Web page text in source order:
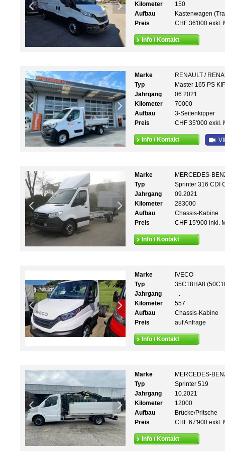
Kilometer
150
Aufbau
Kastenwagen
Preis
CHF 36'000 exkl.
Info / Kontakt
Marke
RENAULT /
Typ
Master 165 PS
Jahrgang
06.2021
Kilometer
70000
Aufbau
3-Seitenkipper
Preis
CHF 35'000 exkl.
Info / Kontakt
Marke
MERCEDES-
Typ
Sprinter 316 CDI
Jahrgang
09.2021
Kilometer
283000
Aufbau
Chassis-Kabine
Preis
CHF 15'900 inkl.
Info / Kontakt
Marke
IVECO
Typ
35C18HA8
Jahrgang
--.----
Kilometer
557
Aufbau
Chassis-Kabine
Preis
auf Anfrage
Info / Kontakt
Marke
MERCEDES-
Typ
Sprinter 519
Jahrgang
10.2021
Kilometer
12000
Aufbau
Brücke/Pritsche
Preis
CHF 67'900 exkl.
Info / Kontakt